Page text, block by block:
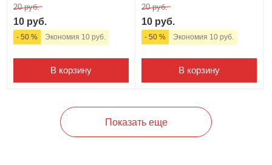
20 руб.
10 руб.
- 50 % Экономия 10 руб.
В корзину
20 руб.
10 руб.
- 50 % Экономия 10 руб.
В корзину
Показать еще